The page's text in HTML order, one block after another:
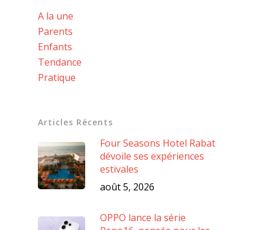
A la une
Parents
Enfants
Tendance
Pratique
Articles Récents
Four Seasons Hotel Rabat
dévoile ses expériences
estivales
août 5, 2026
OPPO lance la série